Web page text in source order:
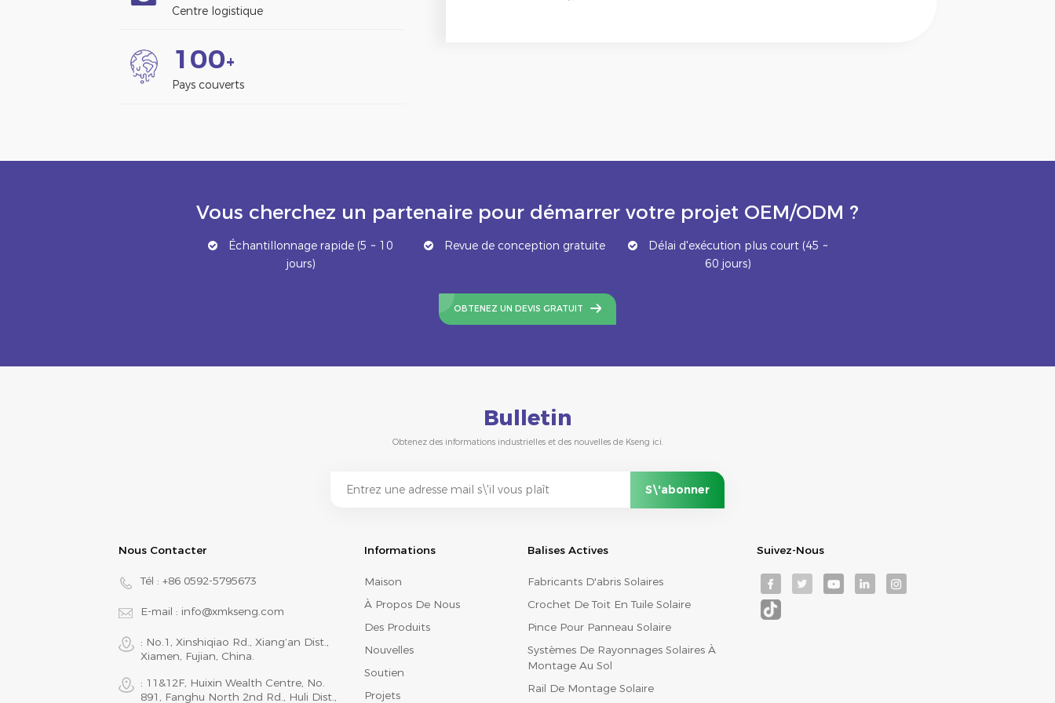
Centre logistique
1 00+
Pays couverts
Vous cherchez un partenaire pour démarrer votre projet OEM/ODM ?
Échantillonnage rapide (5 ~ 10
jours)
Revue de conception gratuite
Délai d'exécution plus court (45 ~
60 jours)
OBTENEZ UN DEVIS GRATUIT
Bulletin
Obtenez des informations industrielles et des nouvelles de Kseng ici.
Nous Contacter
Tél : +86 0592-5795673
E-mail : info@xmkseng.com
: No.1, Xinshiqiao Rd., Xiang‘an Dist.,
Xiamen, Fujian, China.
: 11&12F, Huixin Wealth Centre, No.
891, Fanghu North 2nd Rd., Huli Dist.,
Informations
Maison
À Propos De Nous
Des Produits
Nouvelles
Soutien
Projets
Balises Actives
Fabricants D'abris Solaires
Crochet De Toit En Tuile Solaire
Pince Pour Panneau Solaire
Systèmes De Rayonnages Solaires À
Montage Au Sol
Rail De Montage Solaire
Suivez-Nous